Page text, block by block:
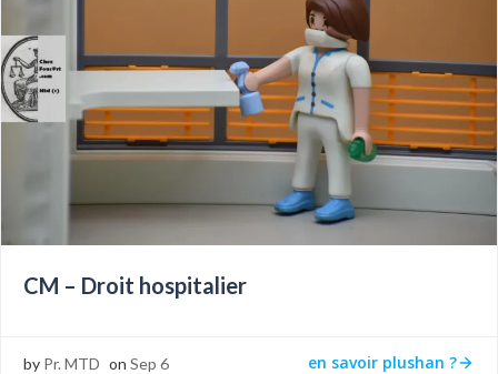
CM – Droit hospitalier
by Pr. MTD on Sep 6 en savoir plushan ?